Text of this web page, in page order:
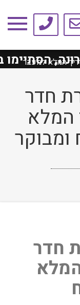
המלא למעבר
חדר
המלא
חדר